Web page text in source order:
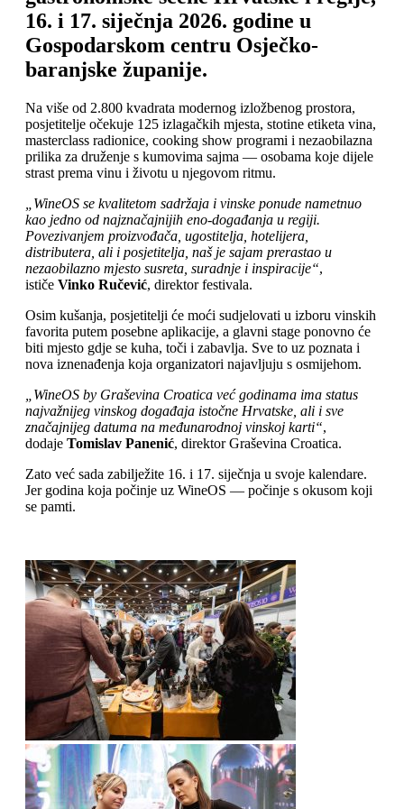
16. i 17. siječnja 2026. godine u
Gospodarskom centru Osječko-
baranjske županije.
Na više od 2.800 kvadrata modernog izložbenog prostora,
posjetitelje očekuje 125 izlagačkih mjesta, stotine etiketa vina,
masterclass radionice, cooking show programi i nezaobilazna
prilika za druženje s kumovima sajma — osobama koje dijele
strast prema vinu i životu u njegovom ritmu.
„WineOS se kvalitetom sadržaja i vinske ponude nametnuo
kao jedno od najznačajnijih eno-događanja u regiji.
Povezivanjem proizvođača, ugostitelja, hotelijera,
distributera, ali i posjetitelja, naš je sajam prerastao u
nezaobilazno mjesto susreta, suradnje i inspiracije“,
ističe Vinko Ručević, direktor festivala.
Osim kušanja, posjetitelji će moći sudjelovati u izboru vinskih
favorita putem posebne aplikacije, a glavni stage ponovno će
biti mjesto gdje se kuha, toči i zabavlja. Sve to uz poznata i
nova iznenađenja koja organizatori najavljuju s osmijehom.
„WineOS by Graševina Croatica već godinama ima status
najvažnijeg vinskog događaja istočne Hrvatske, ali i sve
značajnijeg datuma na međunarodnoj vinskoj karti“,
dodaje Tomislav Panenić, direktor Graševina Croatica.
Zato već sada zabilježite 16. i 17. siječnja u svoje kalendare.
Jer godina koja počinje uz WineOS — počinje s okusom koji
se pamti.